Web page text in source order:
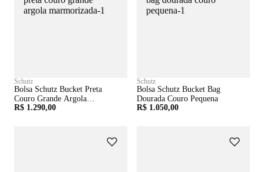
Schutz
Bolsa Schutz Bucket Preta
Couro Grande Argola
Marmorizada
R$ 1.290,00
Schutz
Bolsa Schutz Bucket Bag
Dourada Couro Pequena
R$ 1.050,00